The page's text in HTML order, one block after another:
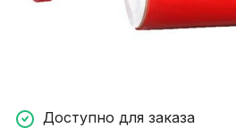
Доступно для заказа